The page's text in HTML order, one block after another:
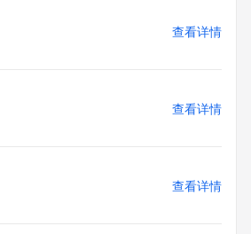
查看详情
查看详情
查看详情